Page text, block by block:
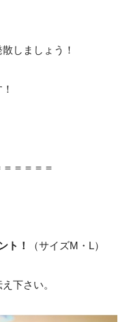
しましょう！
＝＝＝＝
ト！ （サイズM・L）
下さい。